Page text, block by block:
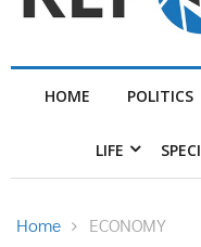
HOME POLITICS
LIFE
Home ECONOMY